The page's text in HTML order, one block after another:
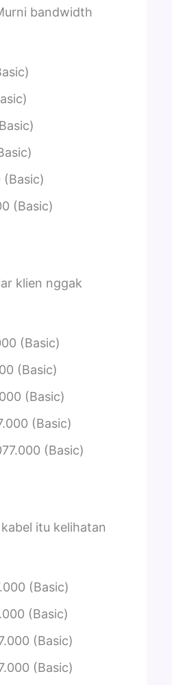
bandwidth
(Basic)
(Basic)
klien nggak
(Basic)
(Basic)
(Basic)
(Basic)
(Basic)
itu kelihatan
(Basic)
(Basic)
(Basic)
(Basic)